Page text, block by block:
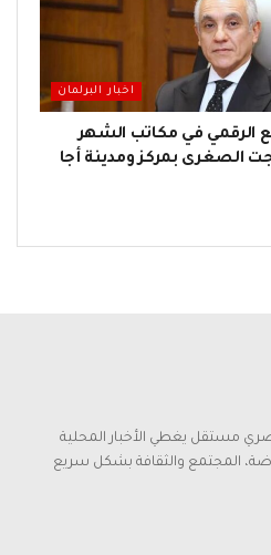
اخبار البرلمان
الرقمي في مكاتب الشهر
الصغرى بمركز ومدينة أجا
مستقل يغطي الأخبار المحلية
المجتمع والثقافة بشكل سريع